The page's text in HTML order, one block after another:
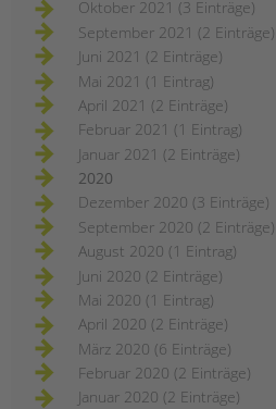
Oktober 2021 (3 Einträge)
September 2021 (2 Einträge)
Juni 2021 (2 Einträge)
Mai 2021 (1 Eintrag)
April 2021 (2 Einträge)
Februar 2021 (1 Eintrag)
Januar 2021 (2 Einträge)
2020
Dezember 2020 (3 Einträge)
September 2020 (2 Einträge)
August 2020 (1 Eintrag)
Juni 2020 (2 Einträge)
Mai 2020 (1 Eintrag)
April 2020 (2 Einträge)
März 2020 (6 Einträge)
Februar 2020 (2 Einträge)
Januar 2020 (2 Einträge)